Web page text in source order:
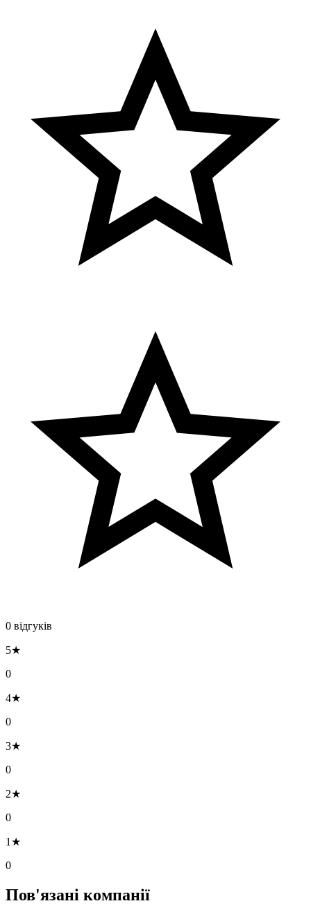
0 відгуків
5★
0
4★
0
3★
0
2★
0
1★
0
Пов'язані компанії